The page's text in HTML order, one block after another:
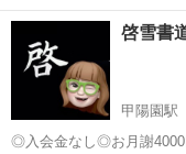
啓雪書
甲陽園駅
◎入会金なし◎お月謝4000